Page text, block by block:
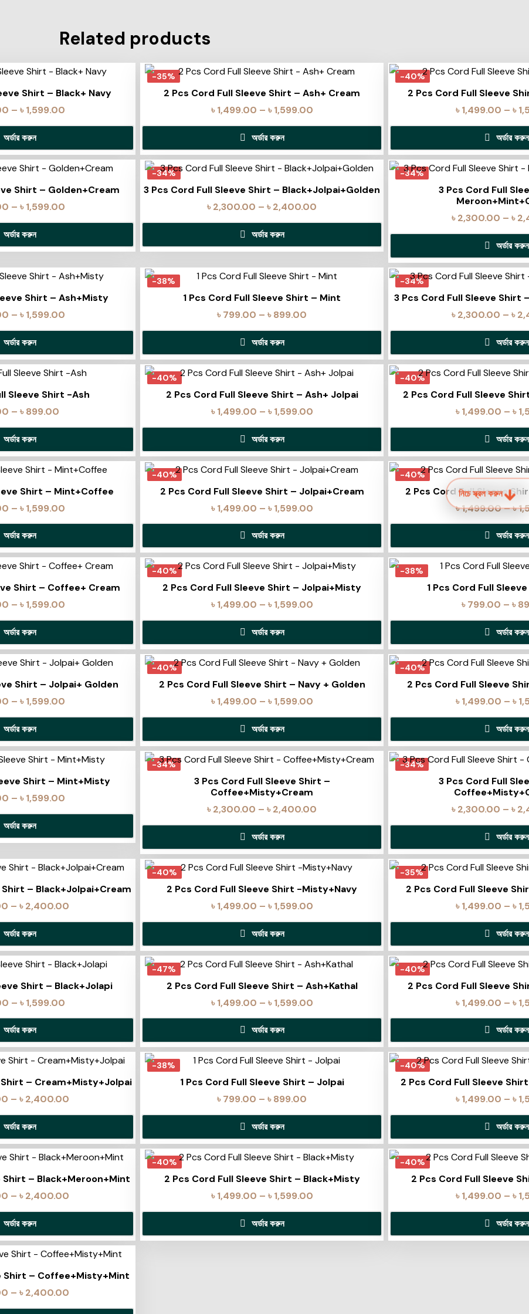
Related products
Shirt – Black+ Navy
– ৳1,599.00
অর্ডার করুন
-35%
2 Pcs Cord Full Sleeve Shirt – Ash+ Cream
৳1,499.00 – ৳1,599.00
অর্ডার করুন
-40%
2 Pcs Cord Full Sleeve
৳1,499.00 – ৳
অর্ডার করুন
Shirt – Golden+Cream
– ৳1,599.00
অর্ডার করুন
-34%
3 Pcs Cord Full Sleeve Shirt – Black+Jolpai+Golden
৳2,300.00 – ৳2,400.00
অর্ডার করুন
-34%
3 Pcs Cord Full
৳2,300.00 – ৳
অর্ডার করুন
Shirt – Ash+Misty
– ৳1,599.00
অর্ডার করুন
-38%
1 Pcs Cord Full Sleeve Shirt – Mint
৳799.00 – ৳899.00
অর্ডার করুন
-34%
3 Pcs Cord Full Sleeve Shirt
৳2,300.00 – ৳
অর্ডার করুন
Sleeve Shirt -Ash
– ৳899.00
অর্ডার করুন
-40%
2 Pcs Cord Full Sleeve Shirt – Ash+ Jolpai
৳1,499.00 – ৳1,599.00
অর্ডার করুন
-40%
2 Pcs Cord Full Sleeve
৳1,499.00 – ৳
অর্ডার করুন
Shirt – Mint+Coffee
– ৳1,599.00
অর্ডার করুন
-40%
2 Pcs Cord Full Sleeve Shirt – Jolpai+Cream
৳1,499.00 – ৳1,599.00
অর্ডার করুন
-40%
2 Pcs Cord Full Sleeve
৳1,499.00–৳
অর্ডার করুন
Shirt – Coffee+ Cream
– ৳1,599.00
অর্ডার করুন
-40%
2 Pcs Cord Full Sleeve Shirt – Jolpai+Misty
৳1,499.00 – ৳1,599.00
অর্ডার করুন
-38%
1 Pcs Cord Full
৳799.00 – ৳
অর্ডার করুন
Shirt – Jolpai+ Golden
– ৳1,599.00
অর্ডার করুন
-40%
2 Pcs Cord Full Sleeve Shirt – Navy + Golden
৳1,499.00 – ৳1,599.00
অর্ডার করুন
-40%
2 Pcs Cord Full Sleeve
৳1,499.00 – ৳
অর্ডার করুন
Shirt – Mint+Misty
– ৳1,599.00
অর্ডার করুন
-34%
3 Pcs Cord Full Sleeve Shirt –
Coffee+Misty+Cream
৳2,300.00 – ৳2,400.00
অর্ডার করুন
-34%
3 Pcs Cord Full
৳2,300.00 – ৳
অর্ডার করুন
– Black+Jolpai+Cream
– ৳2,400.00
অর্ডার করুন
-40%
2 Pcs Cord Full Sleeve Shirt -Misty+Navy
৳1,499.00 – ৳1,599.00
অর্ডার করুন
-35%
2 Pcs Cord Full Sleeve
৳1,499.00 – ৳
অর্ডার করুন
Shirt – Black+Jolapi
– ৳1,599.00
অর্ডার করুন
-47%
2 Pcs Cord Full Sleeve Shirt – Ash+Kathal
৳1,499.00 – ৳1,599.00
অর্ডার করুন
-40%
2 Pcs Cord Full Sleeve
৳1,499.00 – ৳
অর্ডার করুন
– Cream+Misty+Jolpai
– ৳2,400.00
অর্ডার করুন
-38%
1 Pcs Cord Full Sleeve Shirt – Jolpai
৳799.00 – ৳899.00
অর্ডার করুন
-40%
2 Pcs Cord Full Sleeve
৳1,499.00 – ৳
অর্ডার করুন
Shirt – Black+Meroon+Mint
– ৳2,400.00
অর্ডার করুন
-40%
2 Pcs Cord Full Sleeve Shirt – Black+Misty
৳1,499.00 – ৳1,599.00
অর্ডার করুন
-40%
2 Pcs Cord Full Sleeve
৳1,499.00 – ৳
অর্ডার করুন
Shirt – Coffee+Misty+Mint
– ৳2,400.00
নিচে স্ক্রল করুন